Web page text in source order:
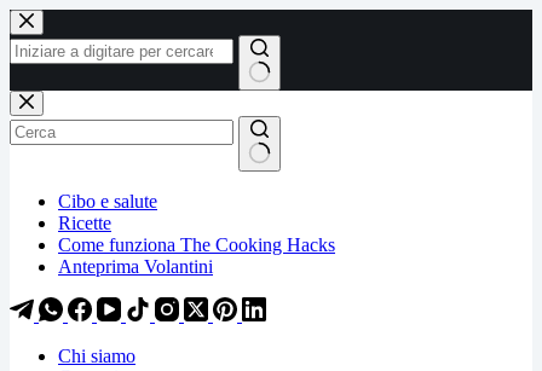
Salta
al
contenuto
Salta
al
contenuto
Nessun
risultato
Cibo e salute
Ricette
Come funziona The Cooking Hacks
Anteprima Volantini
Chi siamo